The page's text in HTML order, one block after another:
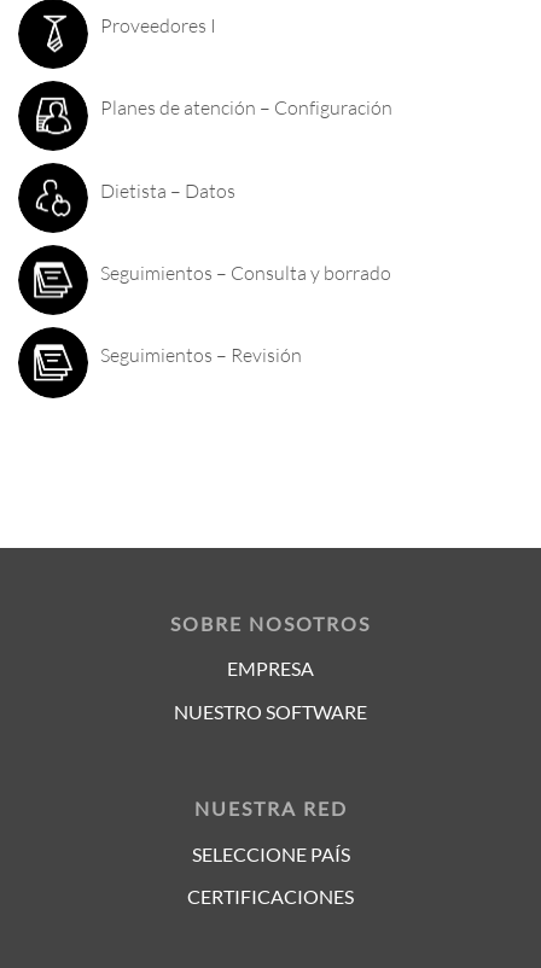
Proveedores I
Planes de atención – Configuración
Dietista – Datos
Seguimientos – Consulta y borrado
Seguimientos – Revisión
SOBRE NOSOTROS
EMPRESA
NUESTRO SOFTWARE
NUESTRA RED
SELECCIONE PAÍS
CERTIFICACIONES